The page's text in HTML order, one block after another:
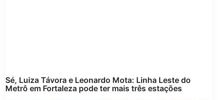
Sé, Luiza Távora e Leonardo Mota: Linha Leste do
Metrô em Fortaleza pode ter mais três estações